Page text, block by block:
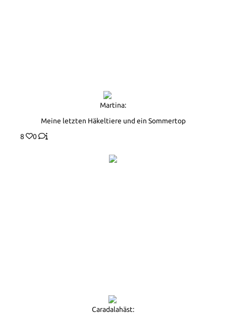
Martina:
Meine letzten Häkeltiere und ein Sommertop
8
0
Caradalahäst: